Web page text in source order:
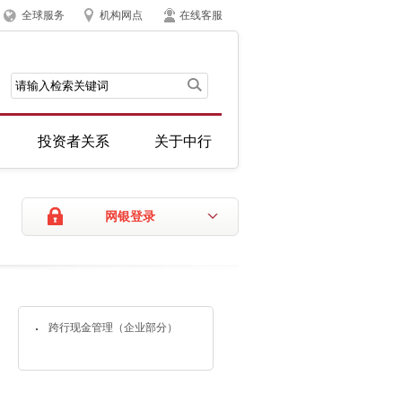
全球服务 机构网点 在线客服
投资者关系 关于中行
网银登录
跨行现金管理（企业部分）